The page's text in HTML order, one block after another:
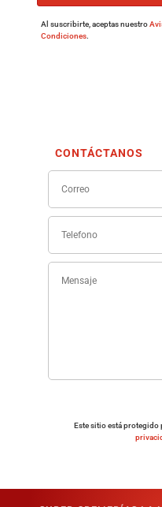
Al suscribirte, aceptas nuestro
Condiciones.
CONTÁCTANOS
Este sitio está protegido